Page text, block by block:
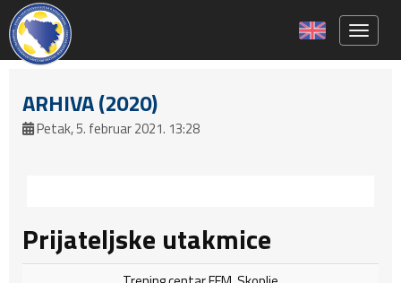
ARHIVA (2020)
Petak, 5. februar 2021. 13:28
Prijateljske utakmice